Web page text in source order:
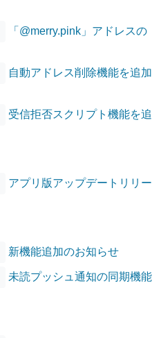
「@merry.pink」アドレスの
自動アドレス削除機能を追加
受信拒否スクリプト機能を追
アプリ版アップデートリリー
新機能追加のお知らせ
未読プッシュ通知の同期機能